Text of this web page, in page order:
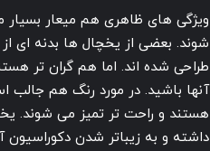
شوند. بعضی از یخچال ها بدنه ای
طراحی شده اند. اما هم گران تر
آنها باشید. در مورد رنگ هم جالب
هستند و راحت تر تمیز می شوند.
داشته و به زیباتر شدن